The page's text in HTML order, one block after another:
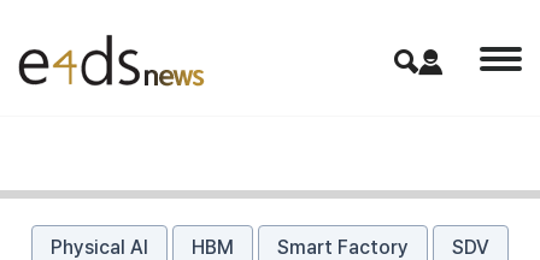
Physical AI HBM Smart Factory SDV